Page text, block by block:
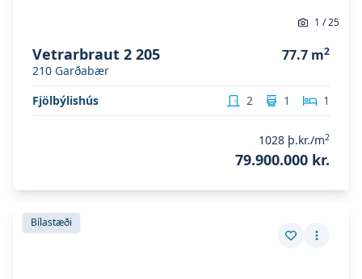
1 /25
Vetrarbraut 2 205
210 Garðabær
77.7 m2
Fjölbýlishús 2 1 1
1028 þ.kr./m2
79.900.000 kr.
Skoða eignina
Bílastæði
Vista eign
Fleiri
Skoða eignina